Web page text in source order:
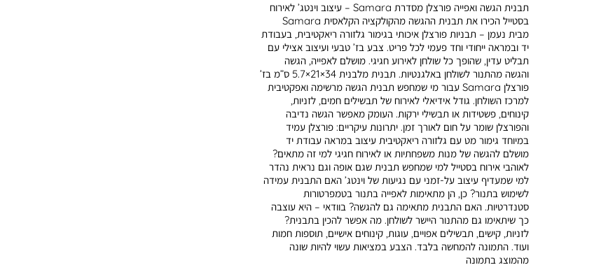
תבנית הגשה ואפייה פורצלן מסדרת Samara – עיצוב וינטג’ לאירוח
בסטייל הכירו את תבנית ההגשה מהקולקציה הקלאסית Samara
מבית נעמן – תבניות פורצלן איכותי בגימור גלזורה ריאקטיבית, בעבודת
יד ובמראה ייחודי וחד פעמי לכל פריט. צבע בז’ טבעי ועיצוב אצילי עם
תבליט עדין, שהופך כל שולחן לאירוע חגיגי. מושלם לאפייה, הגשה
והגשה מהתנור לשולחן באלגנטיות. תבנית מלבנית 34×21×5.7 ס”מ בז’
פורצלן Samara עבור מי שמחפש תבנית הגשה מרשימה ואפקטיבית
למרכז השולחן. גודל אידיאלי לאירוח של תבשילים חמים, לזניות,
קינוחים, פשטידות או תבשילי ירקות. העומק מאפשר הגשה נדיבה
והפורצלן שומר על חום לאורך זמן. יתרונות עיקריים: פורצלן עמיד
במיוחד גימור מט עם גלזורה ריאקטיבית עיצוב במראה עבודת יד
מושלם להגשה של מנות משפחתיות או לאירוח חגיגי למי זה מתאים?
לאוהבי אירוח בסטייל למי שמחפש תבנית שגם אופה וגם נראית נהדר
למי שמעדיף עיצוב על-זמני עם נגיעות של וינטג’ האם התבנית עמידה
לשימוש בתנור? כן, הן מתאימות לאפייה בתנור בטמפרטורות
סטנדרטיות. האם התבנית מתאימה גם להגשה? בוודאי – היא עוצבה
כך שיתאימו גם מהתנור היישר לשולחן. מה אפשר להכין בתבנית?
לזניות, קישים, תבשילים אפויים, עוגות, קינוחים אישיים, תוספות חמות
ועוד. התמונה להמחשה בלבד. הצבע במציאות עשוי להיות שונה
מהמוצג בתמונה